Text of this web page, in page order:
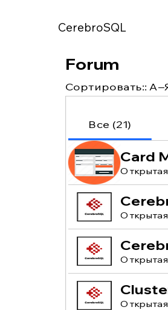
CerebroSQL
Forum
Сортировать::
Все (21)
Card
Открытая
Открытая
Открытая
Открытая